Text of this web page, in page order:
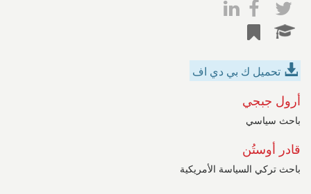
تحميل ك بي دي اف
أرول جبجي
باحث سياسي
قادر أوستُن
باحث تركي السياسة الأمريكية